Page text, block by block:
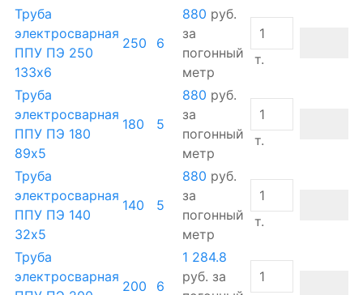
Труба
электросварная
ППУ ПЭ 250
133х6
250 6
880 руб.
за
погонный
метр
т.
Труба
электросварная
ППУ ПЭ 180
89х5
180 5
880 руб.
за
погонный
метр
т.
Труба
электросварная
ППУ ПЭ 140
32х5
140 5
880 руб.
за
погонный
метр
т.
Труба
электросварная
200 6
1 284.8
руб. за